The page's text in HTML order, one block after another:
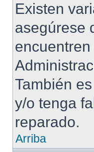
Existen
asegúrese
También
y/o tenga
reparado.
Arriba